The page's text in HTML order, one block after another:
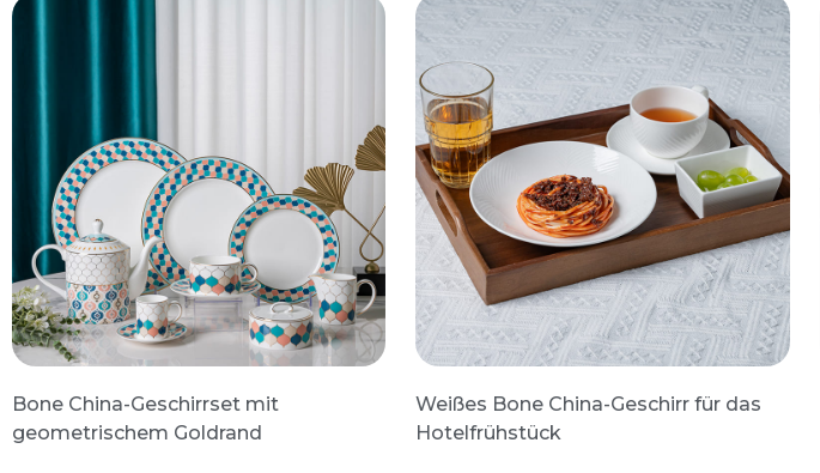
Bone China-Geschirrset mit
geometrischem Goldrand
Weißes Bone China-Geschirr für das
Hotelfrühstück